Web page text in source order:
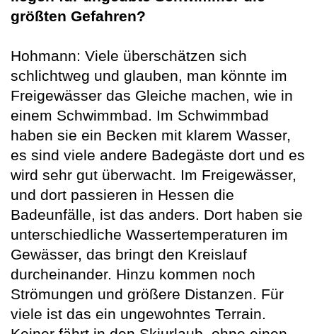
größten Gefahren?
Hohmann: Viele überschätzen sich
schlichtweg und glauben, man könnte im
Freigewässer das Gleiche machen, wie in
einem Schwimmbad. Im Schwimmbad
haben sie ein Becken mit klarem Wasser,
es sind viele andere Badegäste dort und es
wird sehr gut überwacht. Im Freigewässer,
und dort passieren in Hessen die
Badeunfälle, ist das anders. Dort haben sie
unterschiedliche Wassertemperaturen im
Gewässer, das bringt den Kreislauf
durcheinander. Hinzu kommen noch
Strömungen und größere Distanzen. Für
viele ist das ein ungewohntes Terrain.